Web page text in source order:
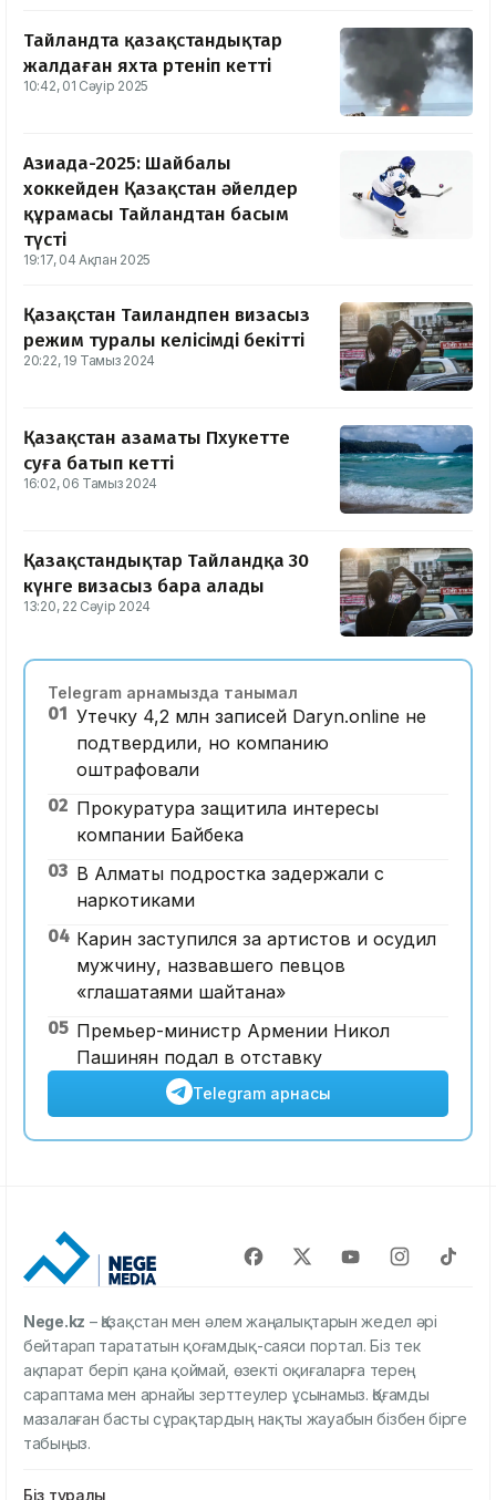
Тайландта қазақстандықтар
жалдаған яхта өртеніп кетті
10:42, 01 Сәуір 2025
Азиада-2025: Шайбалы
хоккейден Қазақстан әйелдер
құрамасы Тайландтан басым
түсті
19:17, 04 Ақпан 2025
Қазақстан Таиландпен визасыз
режим туралы келісімді бекітті
20:22, 19 Тамыз 2024
Қазақстан азаматы Пхукетте
суға батып кетті
16:02, 06 Тамыз 2024
Қазақстандықтар Тайландқа 30
күнге визасыз бара алады
13:20, 22 Сәуір 2024
Telegram арнамызда танымал
01 Утечку 4,2 млн записей Daryn.online не
подтвердили, но компанию
оштрафовали
02 Прокуратура защитила интересы
компании Байбека
03 В Алматы подростка задержали с
наркотиками
04 Карин заступился за артистов и осудил
мужчину, назвавшего певцов
«глашатаями шайтана»
05 Премьер-министр Армении Никол
Пашинян подал в отставку
Telegram арнасы
Nege.kz – Қазақстан мен әлем жаңалықтарын жедел әрі
бейтарап тарататын қоғамдық-саяси портал. Біз тек
ақпарат беріп қана қоймай, өзекті оқиғаларға терең
сараптама мен арнайы зерттеулер ұсынамыз. Қоғамды
мазалаған басты сұрақтардың нақты жауабын бізбен бірге
табыңыз.
Біз туралы